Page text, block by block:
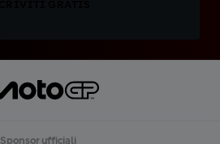
Sponsor ufficiali